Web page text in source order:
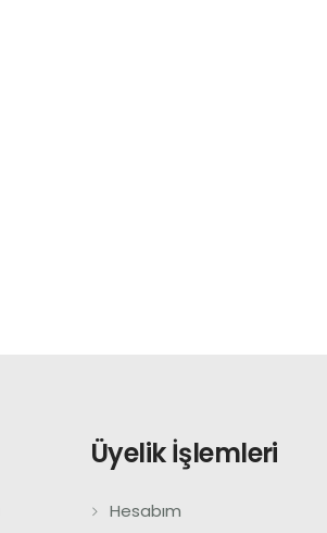
Üyelik İşlemleri
Hesabım